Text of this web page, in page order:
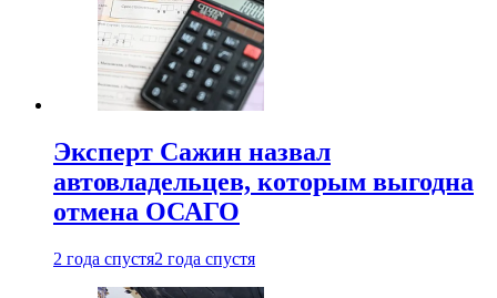
Эксперт Сажин назвал
автовладельцев, которым выгодна
отмена ОСАГО
2 года спустя2 года спустя